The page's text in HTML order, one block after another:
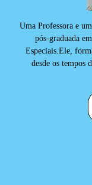
Uma Professora e
pós-graduada
Especiais.Ele,
desde os tempos